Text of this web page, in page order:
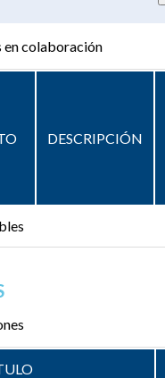
colaboración
DESCRIPCIÓN